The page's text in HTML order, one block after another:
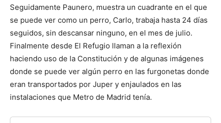
Seguidamente Paunero, muestra un cuadrante en el que
se puede ver como un perro, Carlo, trabaja hasta 24 días
seguidos, sin descansar ninguno, en el mes de julio.
Finalmente desde El Refugio llaman a la reflexión
haciendo uso de la Constitución y de algunas imágenes
donde se puede ver algún perro en las furgonetas donde
eran transportados por Juper y enjaulados en las
instalaciones que Metro de Madrid tenía.